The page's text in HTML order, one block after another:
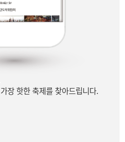
가장 핫한 축제를 찾아드립니다.